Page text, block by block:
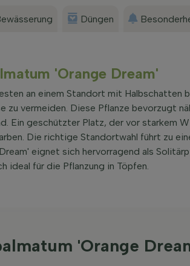
Düngen
'Orange Dream'
an einem Standort mit Halbschatten
zu vermeiden. Diese Pflanze bevorzugt
Ein geschützter Platz, der vor starkem
Die richtige Standortwahl führt zu
eignet sich hervorragend als
ideal für die Pflanzung in Töpfen.
'Orange